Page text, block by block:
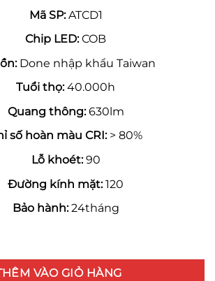
là:
530,000 ₫.
Mã SP:ATCD1
Chip LED:COB
Done nhập khẩu Taiwan
Tuổi thọ:40.000h
Quang thông:630lm
số hoàn màu CRI:> 80%
Lỗ khoét:90
Đường kính mặt:120
Bảo hành:24tháng
điển Ø90 số lượng
VÀO GIỎ HÀNG